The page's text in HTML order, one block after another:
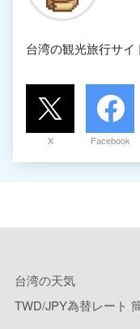
台湾の観光旅行サイ
X Facebook
台湾の天気
TWD/JPY為替レート